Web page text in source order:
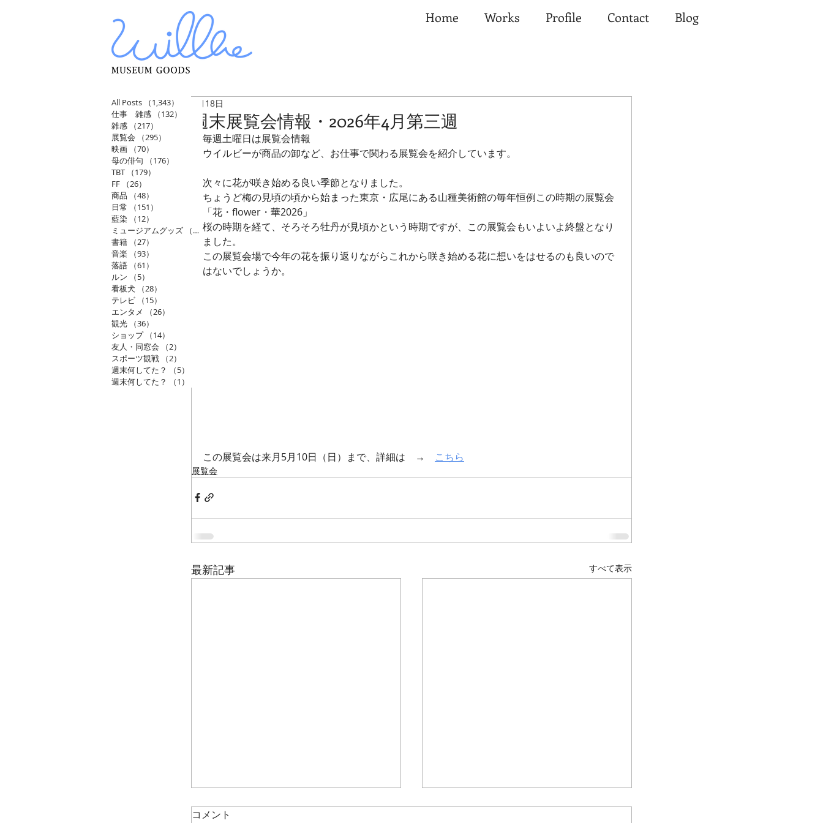
Home Works Profile Contact Blog
週末展覧会情報・2026年4月第三週
4月18日
毎週土曜日は展覧会情報
ウイルビーが商品の卸など、お仕事で関わる展覧会を紹介しています。
次々に花が咲き始める良い季節となりました。
ちょうど梅の見頃の頃から始まった東京・広尾にある山種美術館の毎年恒例この時期の展覧会
「花・flower・華2026」
桜の時期を経て、そろそろ牡丹が見頃かという時期ですが、この展覧会もいよいよ終盤となり
ました。
この展覧会場で今年の花を振り返りながらこれから咲き始める花に想いをはせるのも良いので
はないでしょうか。
この展覧会は来月5月10日（日）まで、詳細は　→ こちら
展覧会
最新記事 すべて表示
コメント
All Posts （1,343）
1,343件の記事
仕事 雑感
（132）
132件の記事
雑感
（217）
展覧会
（295）
295件の記事
映画
（70）
母の俳句
（176）
176件の記事
TBT
（179）
FF
（26）
商品
（48）
日常
（151）
藍染
（12）
ミュージアムグッズ
（114）
114件の記事
書籍
（27）
音楽
（93）
落語
（61）
ルン
（5）
看板犬
（28）
テレビ
（15）
エンタメ
（26）
観光
（36）
ショップ
（14）
友人・同窓会
（2）
スポーツ観戦
（2）
週末何してた？
（5）
週末何してた？
（1）